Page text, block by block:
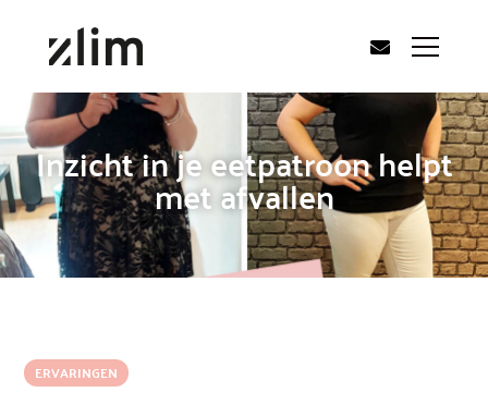
Inzicht in je eetpatroon helpt
met afvallen
ERVARINGEN